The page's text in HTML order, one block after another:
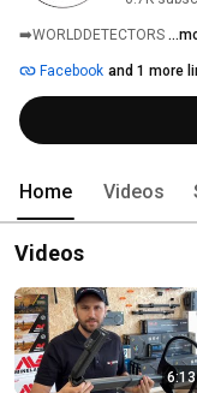
➡️WORLDDETECTORS
Facebook and 1 more
Home Videos
Videos
6:13